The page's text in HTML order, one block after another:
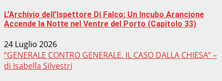
L’Archivio dell’Ispettore Di Falco: Un Incubo Arancione
Accende la Notte nel Ventre del Porto (Capitolo 33)
24 Luglio 2026
“GENERALE CONTRO GENERALE. IL CASO DALLA CHIESA” –
di Isabella Silvestri